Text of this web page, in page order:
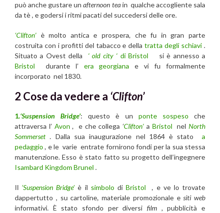
può anche gustare unafternoon teain qualche accogliente sala
da tè , e godersi i ritmi pacati del succedersi delle ore.
‘Clifton’ è molto antica e prospera, che fu in gran parte
costruita con i profitti del tabacco e dellatratta degli schiavi .
Situato a Ovest della
‘ old city ‘ di Bristol
si è annesso a
Bristol durante l’ era georgiana e vi fu formalmente
incorporato nel 1830.
2 Cose da vedere a ‘Clifton’
1.‘Suspension Bridge’: questo è un ponte sospeso che
attraversa l’ Avon , e che collega ‘Clifton’ a Bristol nelNorth
Sommerset . Dalla sua inaugurazione nel 1864 è statoa
pedaggio , e le varie entrate fornirono fondi per la sua stessa
manutenzione. Esso è stato fatto su progetto dell’ingegnere
Isambard Kingdom Brunel .
Il ‘Suspension Bridge’ è il simbolo diBristol , e ve lo trovate
dappertutto , su cartoline, materiale promozionale esiti web
informativi. È stato sfondo per diversi film , pubblicità e